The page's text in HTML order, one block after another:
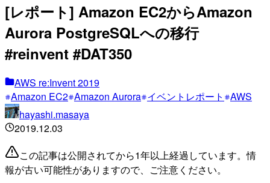
[レポート] Amazon EC2からAmazon
Aurora PostgreSQLへの移行
#reinvent #DAT350
AWS re:Invent 2019
Amazon EC2 Amazon Aurora イベントレポート
AWS
hayashi.masaya
2019.12.03
この記事は公開されてから1年以上経過しています。情
報が古い可能性がありますので、ご注意ください。